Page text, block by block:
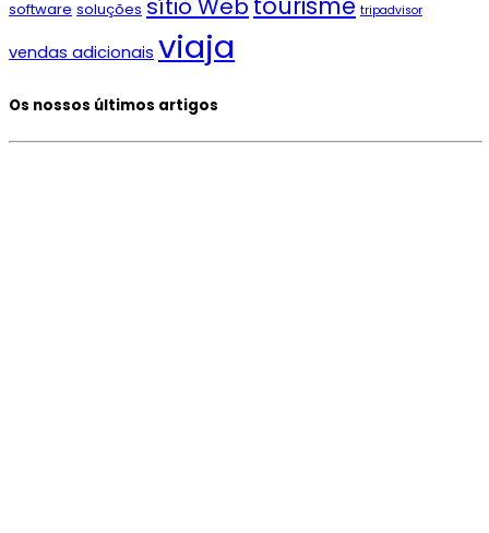
software soluções sítio Web tripadvisor
vendas adicionais viaja
Os nossos últimos artigos